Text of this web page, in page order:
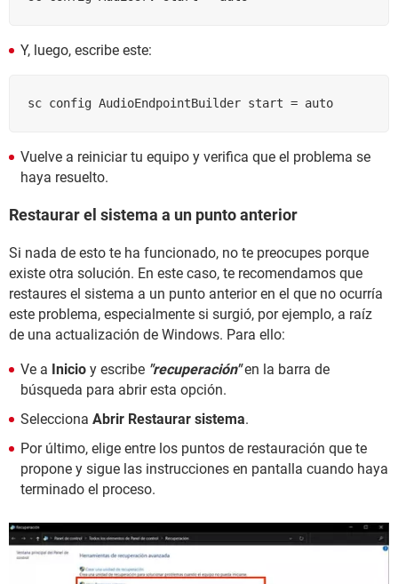
Y, luego, escribe este:
sc config AudioEndpointBuilder start = auto
Vuelve a reiniciar tu equipo y verifica que el problema se
haya resuelto.
Restaurar el sistema a un punto anterior
Si nada de esto te ha funcionado, no te preocupes porque
existe otra solución. En este caso, te recomendamos que
restaures el sistema a un punto anterior en el que no ocurría
este problema, especialmente si surgió, por ejemplo, a raíz
de una actualización de Windows. Para ello:
Ve a Inicio y escribe "recuperación"en la barra de
búsqueda para abrir esta opción.
Selecciona Abrir Restaurar sistema.
Por último, elige entre los puntos de restauración que te
propone y sigue las instrucciones en pantalla cuando haya
terminado el proceso.